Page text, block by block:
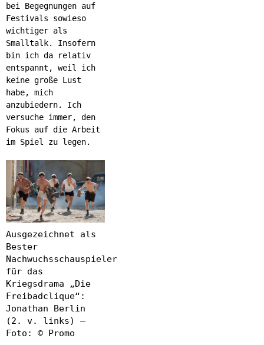
bei Begegnungen auf
Festivals sowieso
wichtiger als
Smalltalk. Insofern
bin ich da relativ
entspannt, weil ich
keine große Lust
habe, mich
anzubiedern. Ich
versuche immer, den
Fokus auf die Arbeit
im Spiel zu legen.
Ausgezeichnet als
Bester
Nachwuchsschauspieler
für das
Kriegsdrama „Die
Freibadclique“:
Jonathan Berlin
(2. v. links) –
Foto: © Promo